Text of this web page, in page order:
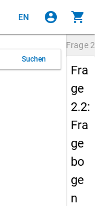
EN account_circle shopping_cart
Suchen
Frage
Fra
ge
2.2:
Fra
ge
bo
ge
n